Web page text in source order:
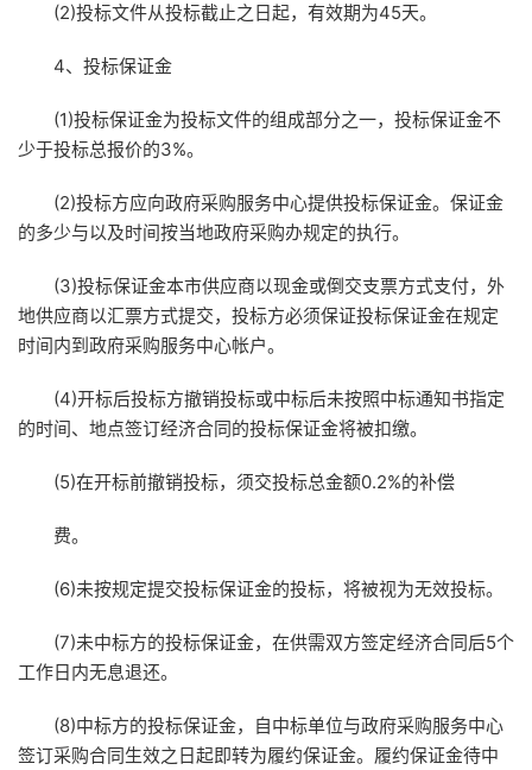
(2)投标文件从投标截止之日起，有效期为45天。
4、投标保证金
(1)投标保证金为投标文件的组成部分之一，投标保证金不
少于投标总报价的3%。
(2)投标方应向政府采购服务中心提供投标保证金。保证金
的多少与以及时间按当地政府采购办规定的执行。
(3)投标保证金本市供应商以现金或倒交支票方式支付，外
地供应商以汇票方式提交，投标方必须保证投标保证金在规定
时间内到政府采购服务中心帐户。
(4)开标后投标方撤销投标或中标后未按照中标通知书指定
的时间、地点签订经济合同的投标保证金将被扣缴。
(5)在开标前撤销投标，须交投标总金额0.2%的补偿
费。
(6)未按规定提交投标保证金的投标，将被视为无效投标。
(7)未中标方的投标保证金，在供需双方签定经济合同后5个
工作日内无息退还。
(8)中标方的投标保证金，自中标单位与政府采购服务中心
签订采购合同生效之日起即转为履约保证金。履约保证金待中